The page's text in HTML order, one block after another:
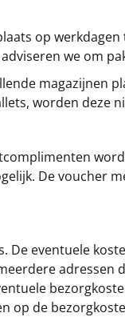
op
we om
magazijnen
worden deze
De voucher
De eventuele
op de